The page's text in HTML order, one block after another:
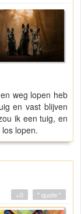
weg lopen heb
en vast blijven
ik een tuig, en
lopen.
" quote "
+0